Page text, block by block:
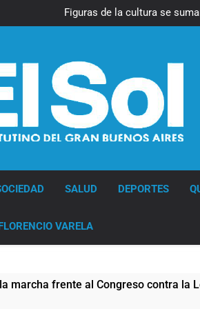
Figuras de la cultura se
Nueva jornada negativa
Figuras de la cultura se
Nueva jornada negativa
en Wall Street y el
Jorge Macri condenó los
SALUD DEPORTES
VARELA
frente al Congreso contra la Ley de